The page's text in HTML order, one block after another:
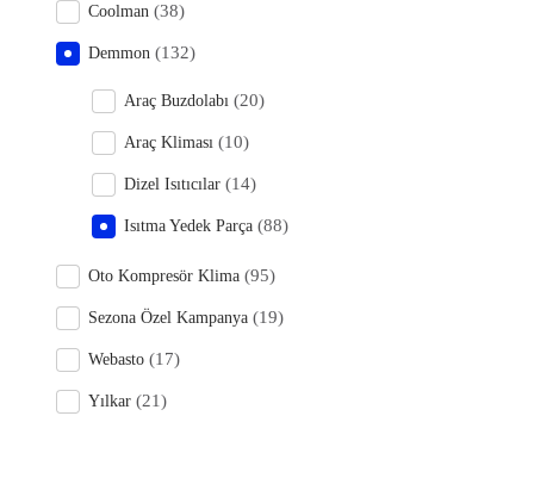
Coolman (38)
Demmon (132)
Araç Buzdolabı (20)
Araç Kliması (10)
Dizel Isıtıcılar (14)
Isıtma Yedek Parça (88)
Oto Kompresör Klima (95)
Sezona Özel Kampanya (19)
Webasto (17)
Yılkar (21)